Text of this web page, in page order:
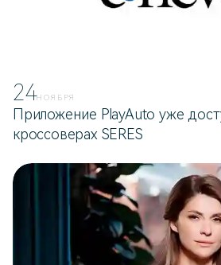
24НОЯБРЯ
Приложение PlayAuto уже
кроссоверах SERES